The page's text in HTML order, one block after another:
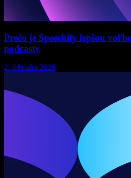
Prečo je Speechify lepšou
podcasty
2. februára 2026